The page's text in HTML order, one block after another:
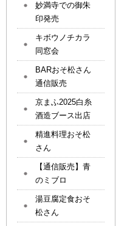
妙満寺での御朱
印発売
キボウノチカラ
同窓会
BARおそ松さん
通信販売
京まふ2025白糸
酒造ブース出店
精進料理おそ松
さん
【通信販売】青
のミブロ
湯豆腐定食おそ
松さん